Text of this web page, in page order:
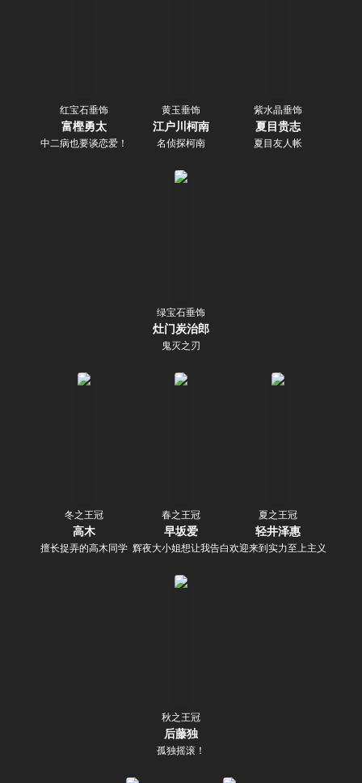
红宝石垂饰
富樫勇太
中二病也要谈恋爱！
黄玉垂饰
江户川柯南
名侦探柯南
紫水晶垂饰
夏目贵志
夏目友人帐
绿宝石垂饰
灶门炭治郎
鬼灭之刃
冬之王冠
高木
擅长捉弄的高木同学
春之王冠
早坂爱
辉夜大小姐想让我告白～天才们的恋爱头脑战～
夏之王冠
轻井泽惠
欢迎来到实力至上主义的教室
秋之王冠
后藤独
孤独摇滚！